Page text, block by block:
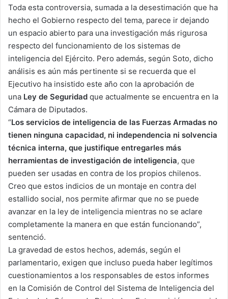
Toda esta controversia, sumada a la desestimación que ha
hecho el Gobierno respecto del tema, parece ir dejando
un espacio abierto para una investigación más rigurosa
respecto del funcionamiento de los sistemas de
inteligencia del Ejército. Pero además, según Soto, dicho
análisis es aún más pertinente si se recuerda que el
Ejecutivo ha insistido este año con la aprobación de
una Ley de Seguridad que actualmente se encuentra en la
Cámara de Diputados.
“Los servicios de inteligencia de las Fuerzas Armadas no
tienen ninguna capacidad, ni independencia ni solvencia
técnica interna, que justifique entregarles más
herramientas de investigación de inteligencia, que
pueden ser usadas en contra de los propios chilenos.
Creo que estos indicios de un montaje en contra del
estallido social, nos permite afirmar que no se puede
avanzar en la ley de inteligencia mientras no se aclare
completamente la manera en que están funcionando”,
sentenció.
La gravedad de estos hechos, además, según el
parlamentario, exigen que incluso pueda haber legítimos
cuestionamientos a los responsables de estos informes
en la Comisión de Control del Sistema de Inteligencia del